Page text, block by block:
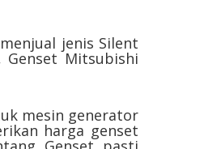
jenis Silent
Genset Mitsubishi
mesin generator
harga genset